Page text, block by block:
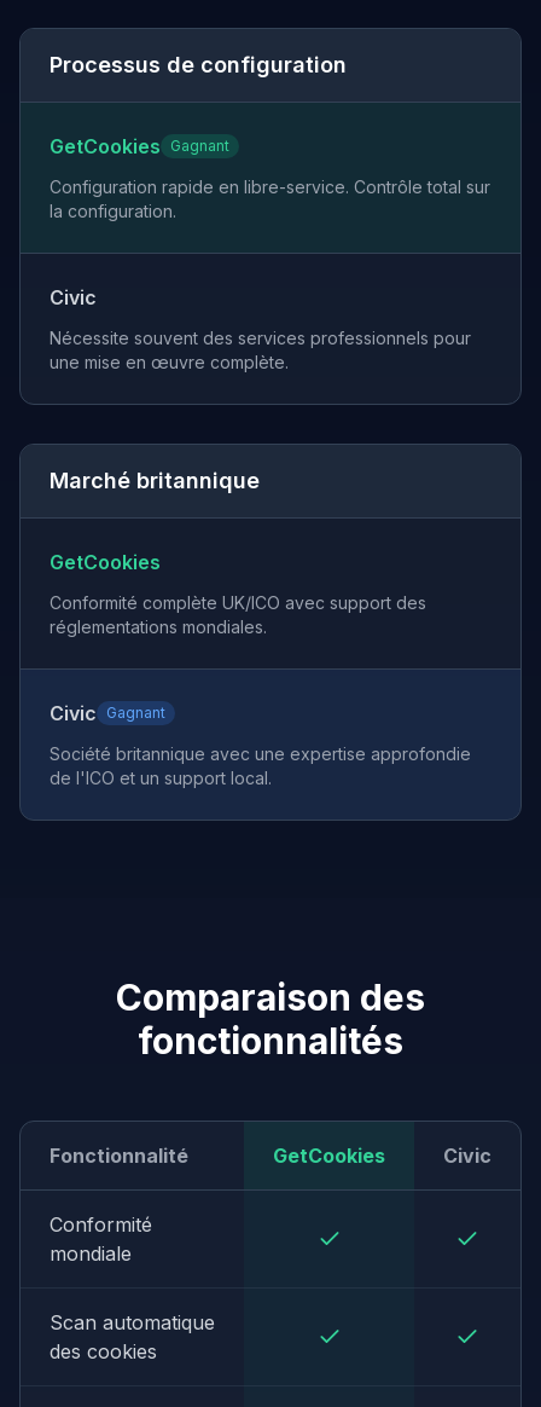
Processus de configuration
GetCookies Gagnant
Configuration rapide en libre-service. Contrôle total sur
la configuration.
Civic
Nécessite souvent des services professionnels pour
une mise en œuvre complète.
Marché britannique
GetCookies
Conformité complète UK/ICO avec support des
réglementations mondiales.
Civic Gagnant
Société britannique avec une expertise approfondie
de l'ICO et un support local.
Comparaison des
fonctionnalités
Fonctionnalité GetCookies Civic
Conformité
mondiale
Scan automatique
des cookies